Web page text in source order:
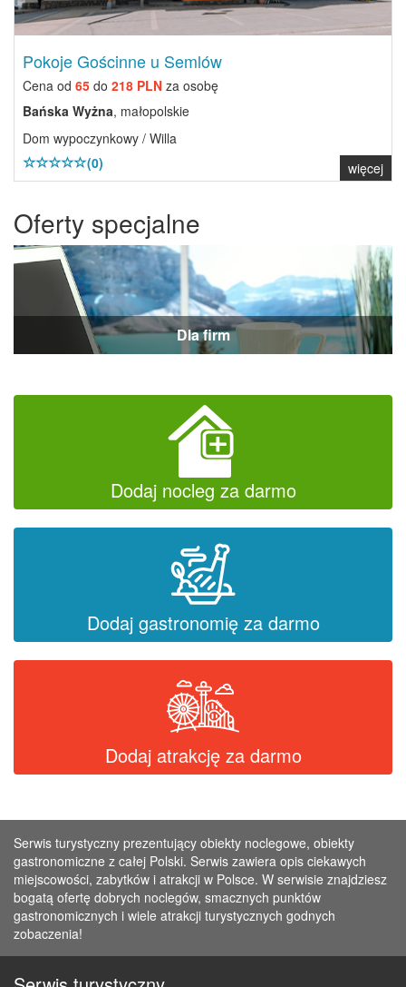
Pokoje Gościnne u Semlów
Cena od 65 do 218 PLN za osobę
Bańska Wyżna, małopolskie
Dom wypoczynkowy / Willa
(0)
więcej
Oferty specjalne
Dla firm
Dodaj nocleg za darmo
Dodaj gastronomię za darmo
Dodaj atrakcję za darmo
Serwis turystyczny prezentujący obiekty noclegowe, obiekty
gastronomiczne z całej Polski. Serwis zawiera opis ciekawych
miejscowości, zabytków i atrakcji w Polsce. W serwisie znajdziesz
bogatą ofertę dobrych noclegów, smacznych punktów
gastronomicznych i wiele atrakcji turystycznych godnych
zobaczenia!